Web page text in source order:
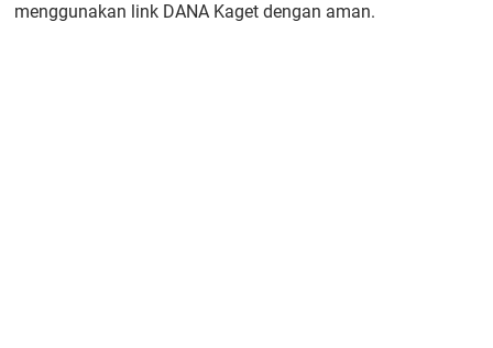
menggunakan link DANA Kaget dengan aman.